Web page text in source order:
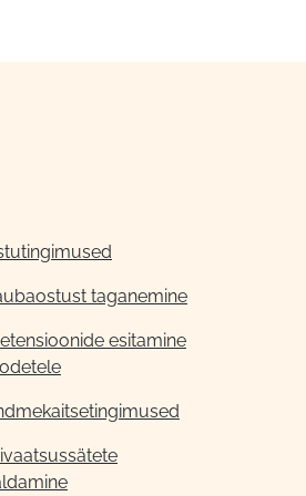
taganemine
esitamine